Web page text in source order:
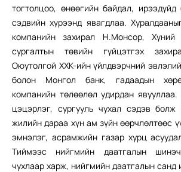
тогтолцоо, өнөөгийн байдал,
сэдвийн хүрээнд явагдлаа.
компанийн захирал Н.Монсор, Хүний
сургалтын төвийн гүйцэтгэх
Оюутолгой ХХК-ийн үйлдвэрчний
болон Монгол банк, гадаадын
компанийн төлөөлөл удирдан
цэцэрлэг, сургууль чухал сэдэв
жилийн дараа хүн ам зүйн өөрчлөлтөөс
эмнэлэг, асрамжийн газар хурц
Тиймээс нийгмийн даатгалын
чухлаар харж, нийгмийн даатгалын санд